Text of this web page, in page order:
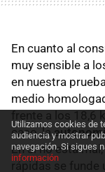
En cuanto al
muy sensible a
en nuestra
medio
frente a los 18,6
caso, la
En sí no está
rápidas se funde
Utilizamos cookies de
audiencia y mostrar
navegación. Si sigues
información